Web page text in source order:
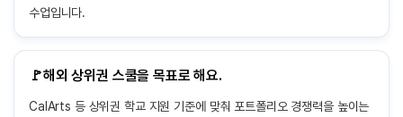
수업입니다.
🚩해외 상위권 스쿨을 목표로 해요.
CalArts 등 상위권 학교 지원 기준에 맞춰 포트폴리오 경쟁력을 높이는